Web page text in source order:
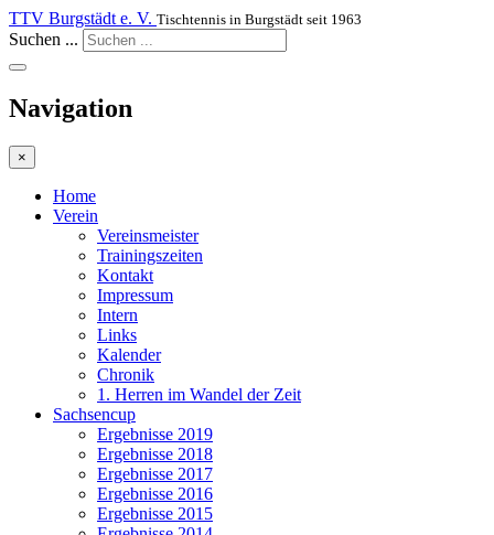
TTV Burgstädt e. V. Tischtennis in Burgstädt seit 1963
Suchen ...
Navigation
×
Home
Verein
Vereinsmeister
Trainingszeiten
Kontakt
Impressum
Intern
Links
Kalender
Chronik
1. Herren im Wandel der Zeit
Sachsencup
Ergebnisse 2019
Ergebnisse 2018
Ergebnisse 2017
Ergebnisse 2016
Ergebnisse 2015